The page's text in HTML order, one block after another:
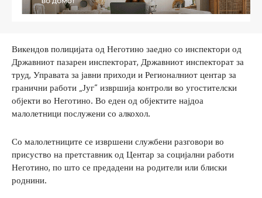
Викендов полицијата од Неготино заедно со инспектори од
Државниот пазарен инспекторат, Државниот инспекторат за
труд, Управата за јавни приходи и Регионалниот центар за
гранични работи „Југ“ извршија контроли во угостителски
објекти во Неготино. Во еден од објектите најдоа
малолетници послужени со алкохол.
Со малолетниците се извршени службени разговори во
присуство на претставник од Центар за социјални работи
Неготино, по што се предадени на родители или блиски
роднини.